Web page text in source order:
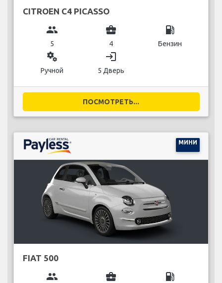
CITROEN C4 PICASSO
group
5
business_center
4
local_gas_station
Бензин
miscellaneous_services
Ручной
login
5 Дверь
ПОСМОТРЕТЬ...
МИНИ
FIAT 500
group business_center local_gas_station